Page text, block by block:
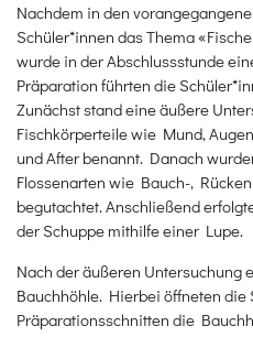
Nachdem in den
Schüler*innen das Thema
wurde in der Abschlussstunde
Präparation führten die
Zunächst stand eine äußere
Fischkörperteile wie Mund,
und After benannt. Danach
Flossenarten wie Bauch-,
begutachtet. Anschließend
der Schuppe mithilfe einer Lupe.
Nach der äußeren Untersuchung
Bauchhöhle. Hierbei öffneten
Präparationsschnitten die